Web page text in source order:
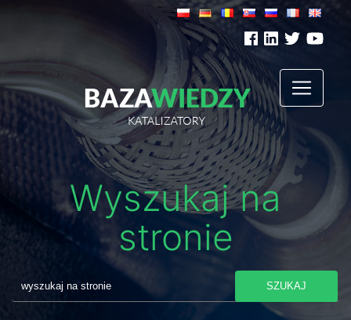
Wyszukaj na
stronie
SZUKAJ